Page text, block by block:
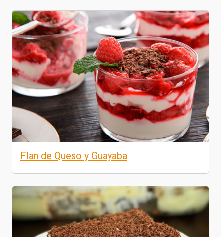
Flan de Queso y Guayaba